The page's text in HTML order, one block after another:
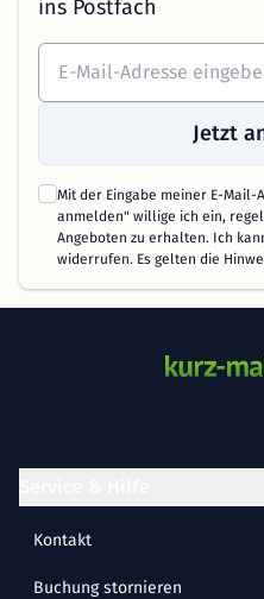
ins Postfach
Jetzt
Mit der Eingabe meiner E-Mail-
anmelden" willige ich ein,
Angeboten zu erhalten. Ich
widerrufen. Es gelten die
Kontakt
Buchung stornieren